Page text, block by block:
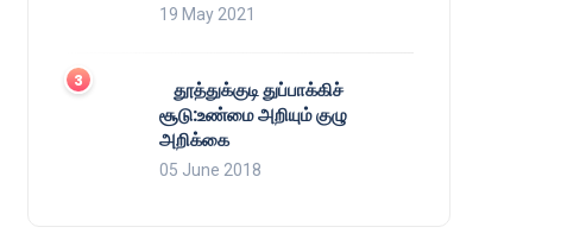
19 May 2021
தூத்துக்குடி துப்பாக்கிச்
சூடு:உண்மை அறியும் குழு
அறிக்கை
05 June 2018